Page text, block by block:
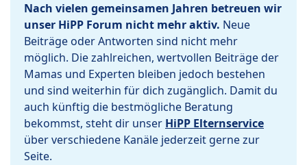
Nach vielen gemeinsamen Jahren betreuen wir
unser HiPP Forum nicht mehr aktiv. Neue
Beiträge oder Antworten sind nicht mehr
möglich. Die zahlreichen, wertvollen Beiträge der
Mamas und Experten bleiben jedoch bestehen
und sind weiterhin für dich zugänglich. Damit du
auch künftig die bestmögliche Beratung
bekommst, steht dir unser HiPP Elternservice
über verschiedene Kanäle jederzeit gerne zur
Seite.